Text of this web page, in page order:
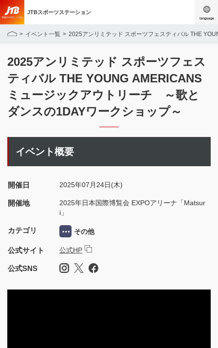
JTBスポーツステーション
language
イベント一覧 2025アンリミテッド スポーツフェスティバル THE
2025アンリミテッド スポーツフェス
ティバル THE YOUNG AMERICANS
ミュージックアウトリーチ ～歌と
ダンスの1DAYワークショップ～
イベント概要
開催日 2025年07月24日(木)
開催地
2025年日本国際博覧会 EXPOアリーナ「Matsur
i」
カテゴリ その他
公式サイト 公式HP
公式SNS